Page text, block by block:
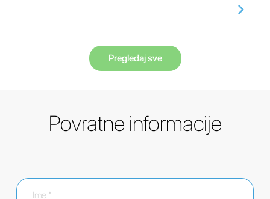
Pregledaj sve
Povratne informacije